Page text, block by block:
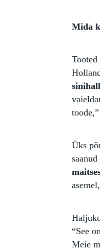
Mida
Üks
“See
Meie